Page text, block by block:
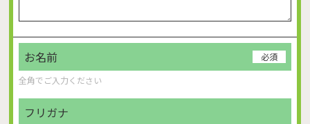
お名前 必須
フリガナ